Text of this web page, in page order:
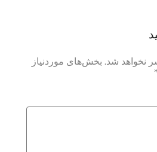
نخواهد شد. بخش‌های موردنیاز
*